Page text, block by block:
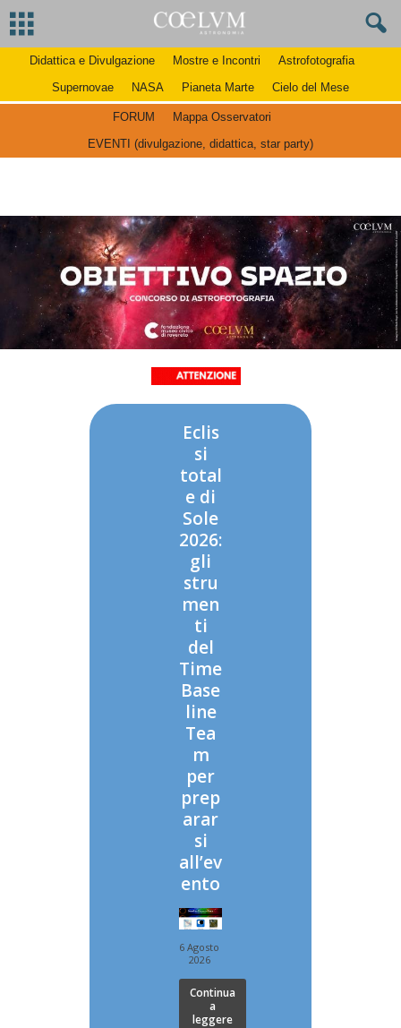
Didattica e Divulgazione Mostre e Incontri
Astrofotografia
Supernovae
NASA Pianeta Marte Cielo del Mese
FORUM
Mappa Osservatori
EVENTI (divulgazione, didattica, star party)
Eclis
si
total
e di
Sole
2026:
gli
stru
men
ti
del
Time
Base
line
Tea
m
per
prep
arar
si
all’ev
ento
6 Agosto
2026
Continua
a
leggere